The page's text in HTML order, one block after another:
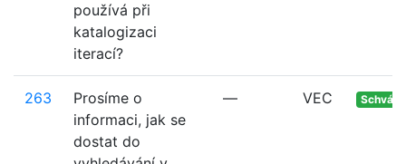
používá při
katalogizaci
iterací?
263
Prosíme o
informaci, jak se
dostat do
— VEC